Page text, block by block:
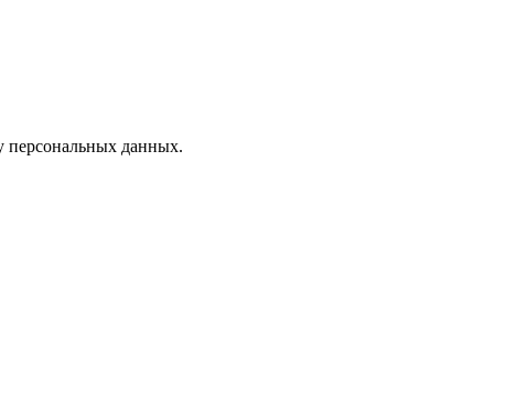
персональных данных.